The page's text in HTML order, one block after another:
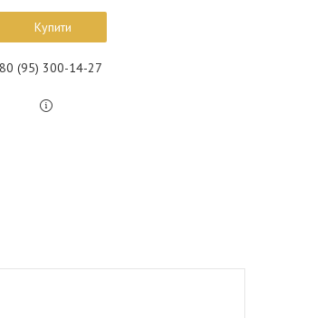
Купити
(95) 300-14-27